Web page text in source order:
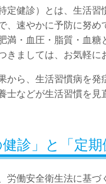
定健診）とは、生活
、速やかに予防に努め
満・血圧・脂質・血
きましては、お気軽に
から、生活習慣病を発
士などが生活習慣を見
健診」と「定期
労働安全衛生法に基づ